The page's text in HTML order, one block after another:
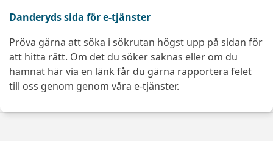
Danderyds sida för e-tjänster
Pröva gärna att söka i sökrutan högst upp på sidan för
att hitta rätt. Om det du söker saknas eller om du
hamnat här via en länk får du gärna rapportera felet
till oss genom genom våra e-tjänster.